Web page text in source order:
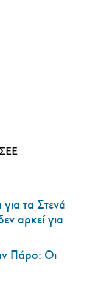
τα Στενά
αρκεί για
Πάρο: Οι